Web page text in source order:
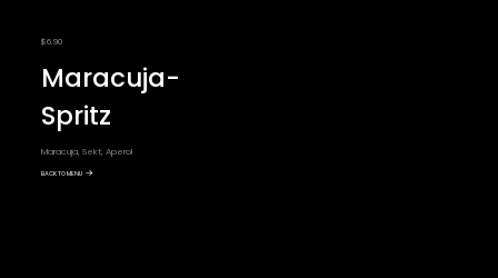
$6.90
Maracuja-
Spritz
Maracuja, Sekt, Aperol
BACK TO MENU